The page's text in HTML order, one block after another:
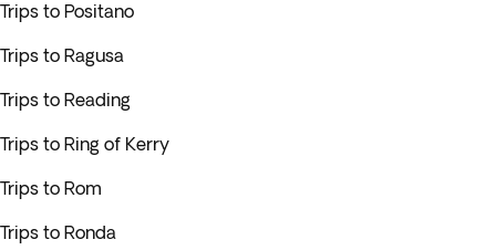
Trips to Positano
Trips to Ragusa
Trips to Reading
Trips to Ring of Kerry
Trips to Rom
Trips to Ronda